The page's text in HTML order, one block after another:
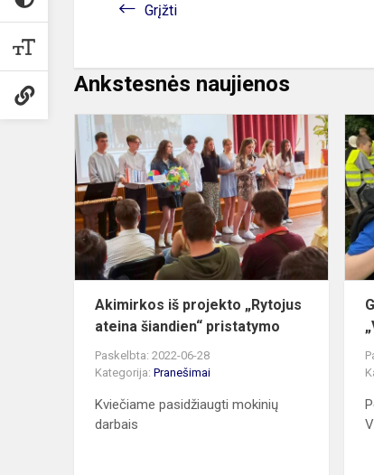
Grįžti
Ankstesnės naujienos
iš
ateina
Akimirkos iš projekto „Rytojus
ateina šiandien“ pristatymo
Paskelbta: 2022-06-28
Kategorija: Pranešimai
Kviečiame pasidžiaugti mokinių
darbais